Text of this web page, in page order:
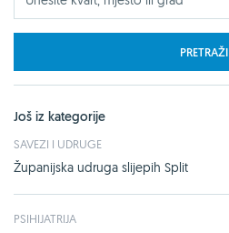
PRETRAŽI
Još iz kategorije
SAVEZI I UDRUGE
Županijska udruga slijepih Split
PSIHIJATRIJA